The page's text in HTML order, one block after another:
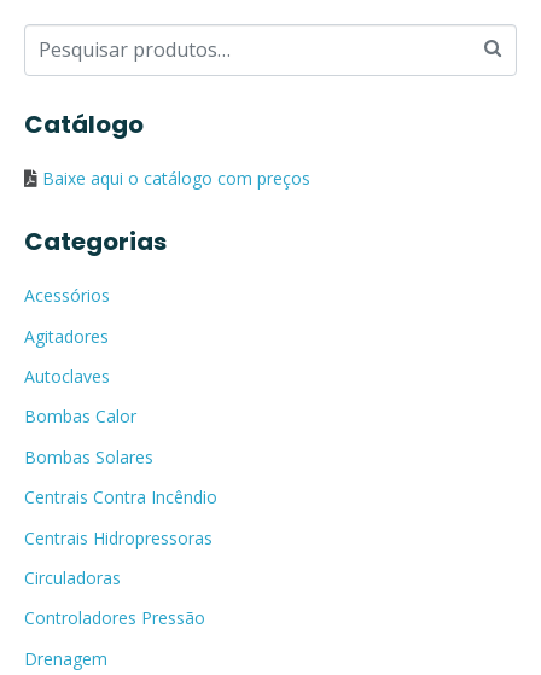
Catálogo
Baixe aqui o catálogo com preços
Categorias
Acessórios
Agitadores
Autoclaves
Bombas Calor
Bombas Solares
Centrais Contra Incêndio
Centrais Hidropressoras
Circuladoras
Controladores Pressão
Drenagem